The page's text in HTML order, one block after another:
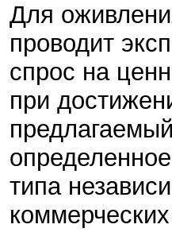
Для
проводит
спрос на
при
типа